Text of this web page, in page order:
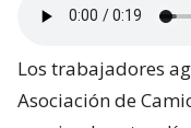
Los trabajadores
Asociación de